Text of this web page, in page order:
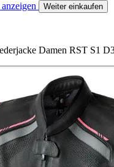
Weiter einkaufen
Damen RST S1